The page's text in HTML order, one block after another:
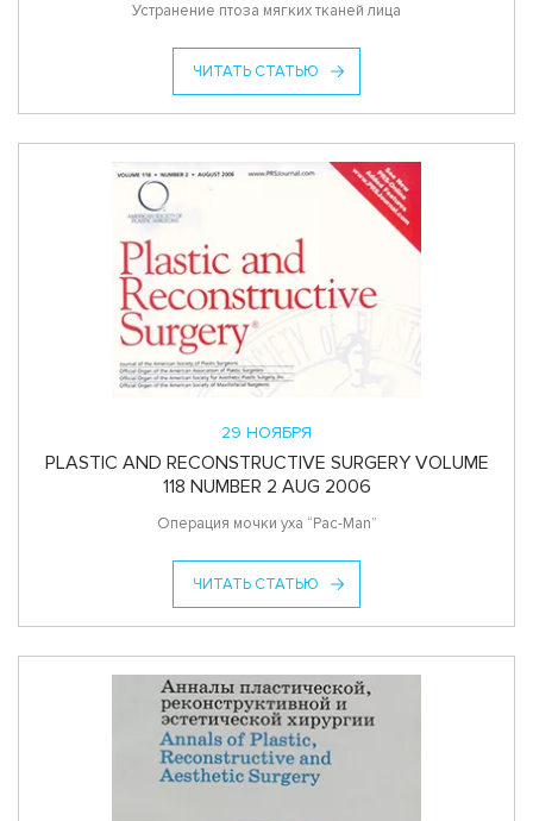
Устранение птоза мягких тканей лица
ЧИТАТЬ СТАТЬЮ
29 НОЯБРЯ
PLASTIC AND RECONSTRUCTIVE SURGERY VOLUME
118 NUMBER 2 AUG 2006
Операция мочки уха “Pac-Man”
ЧИТАТЬ СТАТЬЮ